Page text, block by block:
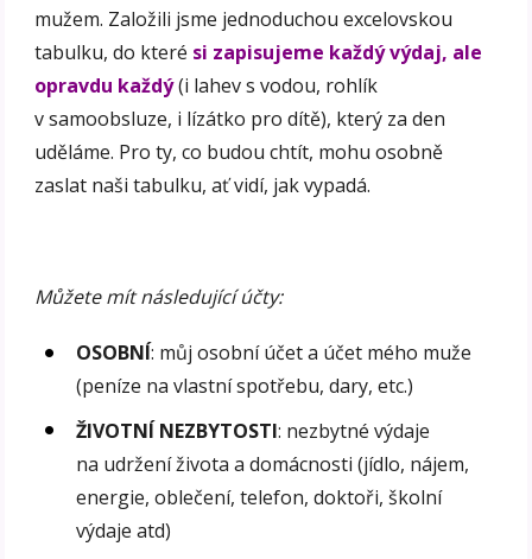
mužem. Založili jsme jednoduchou excelovskou
tabulku, do které si zapisujeme každý výdaj, ale
opravdu každý(i lahev s vodou, rohlík
v samoobsluze, i lízátko pro dítě), který za den
uděláme. Pro ty, co budou chtít, mohu osobně
zaslat naši tabulku, ať vidí, jak vypadá.
Můžete mít následující účty:
OSOBNÍ: můj osobní účet a účet mého muže
(peníze na vlastní spotřebu, dary, etc.)
ŽIVOTNÍ NEZBYTOSTI: nezbytné výdaje
na udržení života a domácnosti (jídlo, nájem,
energie, oblečení, telefon, doktoři, školní
výdaje atd)